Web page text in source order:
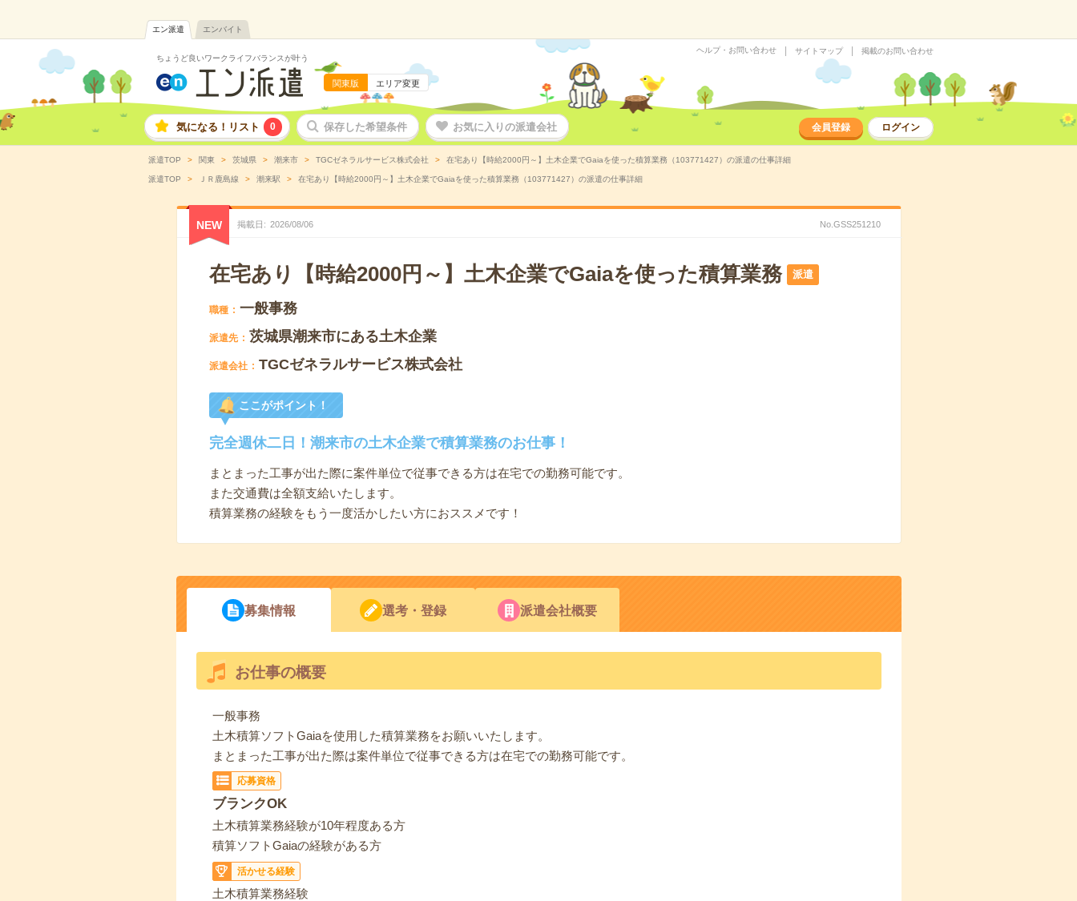
エン派遣 エンバイト
ちょうど良いワークライフバランスが叶う
関東版 エリア変更
ヘルプ・お問い合わせ サイトマップ 掲載のお問い合わせ
気になる！リスト 0 保存した希望条件 お気に入りの派遣会社 会員登録 ログイン
派遣TOP 関東 茨城県 潮来市 TGCゼネラルサービス株式会社 在宅あり【時給2000円～】土木企業でGaiaを使った積算業務（103771427）の派遣の仕事詳細
派遣TOP ＪＲ鹿島線 潮来駅 在宅あり【時給2000円～】土木企業でGaiaを使った積算業務（103771427）の派遣の仕事詳細
NEW 掲載日 2026/08/06 No.GSS251210
在宅あり【時給2000円～】土木企業でGaiaを使った積算業務 派遣
職種 一般事務
派遣先 茨城県潮来市にある土木企業
派遣会社 TGCゼネラルサービス株式会社
ここがポイント！
完全週休二日！潮来市の土木企業で積算業務のお仕事！
まとまった工事が出た際に案件単位で従事できる方は在宅での勤務可能です。
また交通費は全額支給いたします。
積算業務の経験をもう一度活かしたい方におススメです！
募集情報 選考・登録 派遣会社概要
お仕事の概要
一般事務
土木積算ソフトGaiaを使用した積算業務をお願いいたします。
まとまった工事が出た際は案件単位で従事できる方は在宅での勤務可能です。
応募資格
ブランクOK
土木積算業務経験が10年程度ある方
積算ソフトGaiaの経験がある方
活かせる経験
土木積算業務経験